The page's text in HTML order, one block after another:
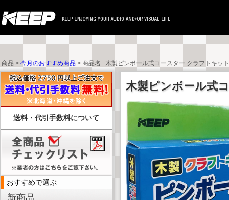
商品 >今月のおすすめ商品> 商品名 : 木製ピンボール式コースター クラフトキット
送料・代引手数料について
おすすめで選ぶ
新商品
木製ピンボール式